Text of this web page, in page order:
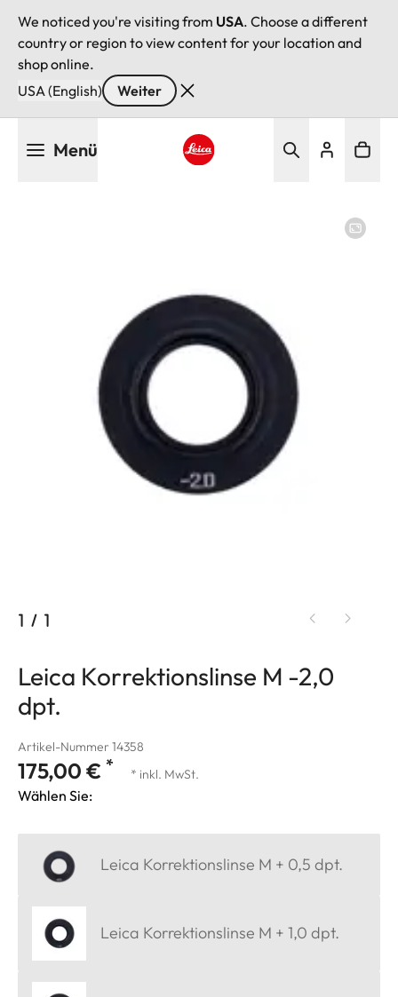
We noticed you're visiting from USA. Choose a different
country or region to view content for your location and
shop online.
USA (English)
Weiter
Menü
1 / 1
Leica Korrektionslinse M -2,0
dpt.
Artikel-Nummer 14358
175,00 € * * inkl. MwSt.
Wählen Sie:
Leica Korrektionslinse M + 0,5 dpt.
Leica Korrektionslinse M + 1,0 dpt.